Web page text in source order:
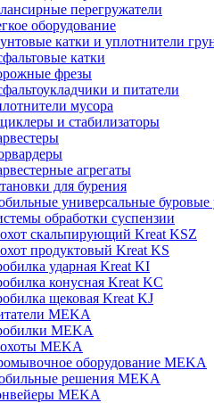
перегружатели
оборудование
катки и уплотнители
катки
фрезы
и питатели
мусора
и стабилизаторы
агрегаты
для бурения
универсальные буровые
обработки суспензии
скальпирующий Kreat KSZ
продуктовый Kreat KS
ударная Kreat KI
конусная Kreat KC
щековая Kreat KJ
MEKA
MEKA
MEKA
оборудование MEKA
решения MEKA
MEKA